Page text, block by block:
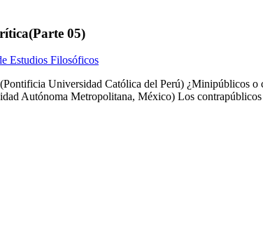
05)
Estudios Filosóficos
Universidad Católica del Perú) ¿Minipúblicos
Autónoma Metropolitana, México) Los